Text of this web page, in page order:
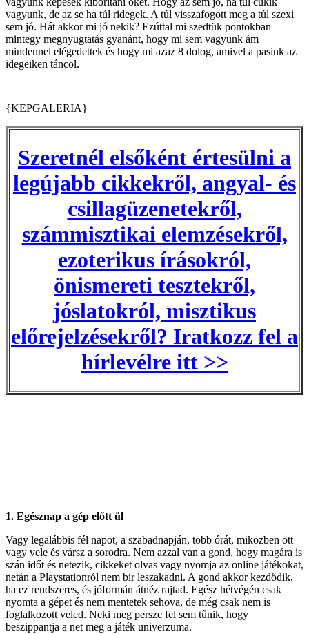
vagyunk, de az se ha túl ridegek. A túl visszafogott meg a túl szexi
sem jó. Hát akkor mi jó nekik? Ezúttal mi szedtük pontokban
mintegy megnyugtatás gyanánt, hogy mi sem vagyunk ám
mindennel elégedettek és hogy mi azaz 8 dolog, amivel a pasink az
idegeiken táncol.
{KEPGALERIA}
Szeretnél elsőként értesülni a
legújabb cikkekről, angyal- és
csillagüzenetekről,
számmisztikai elemzésekről,
ezoterikus írásokról,
önismereti tesztekről,
jóslatokról, misztikus
előrejelzésekről? Iratkozz fel a
hírlevélre itt >>
1. Egésznap a gép előtt ül
Vagy legalábbis fél napot, a szabadnapján, több órát, miközben ott
vagy vele és vársz a sorodra. Nem azzal van a gond, hogy magára is
szán időt és netezik, cikkeket olvas vagy nyomja az online játékokat,
netán a Playstationról nem bír leszakadni. A gond akkor kezdődik,
ha ez rendszeres, és jóformán átnéz rajtad. Egész hétvégén csak
nyomta a gépet és nem mentetek sehova, de még csak nem is
foglalkozott veled. Neki meg persze fel sem tűnik, hogy
beszippantja a net meg a játék univerzuma.